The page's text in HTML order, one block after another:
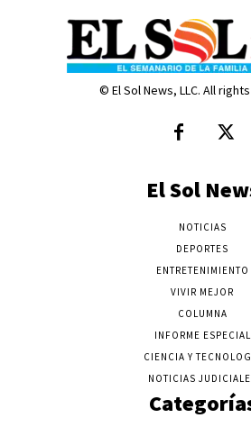
© El Sol News, LLC. All
El Sol
NOTICIAS
DEPORTES
ENTRETENIMIENTO
VIVIR MEJOR
COLUMNA
INFORME ESPECIAL
CIENCIA Y
NOTICIAS